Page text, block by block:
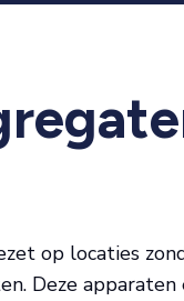
op locaties
Deze apparaten